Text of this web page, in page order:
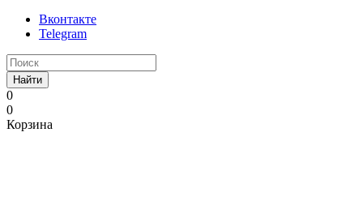
Вконтакте
Telegram
Найти
0
0
Корзина